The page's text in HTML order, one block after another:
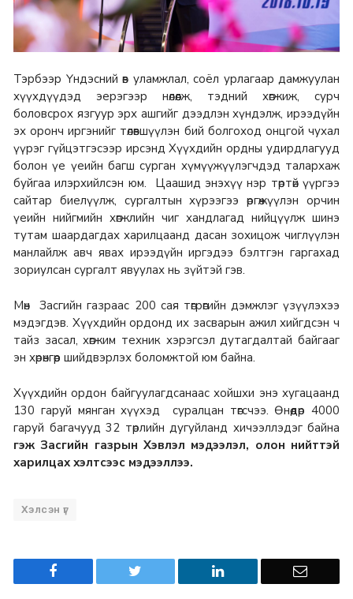
Тэрбээр Үндэсний өв уламжлал, соёл урлагаар дамжуулан
хүүхдүүдэд эерэгээр нөлөөлж, тэдний хөгжиж, сурч
боловсрох язгуур эрх ашгийг дээдлэн хүндэлж, ирээдүйн
эх оронч иргэнийг төлөвшүүлэн бий болгоход онцгой чухал
үүрэг гүйцэтгэсээр ирсэнд Хүүхдийн ордны удирдлагууд
болон үе үеийн багш сурган хүмүүжүүлэгчдэд талархаж
буйгаа илэрхийлсэн юм. Цаашид энэхүү нэр төртөй үүргээ
сайтар биелүүлж, сургалтын хүрээгээ өргөжүүлэн орчин
үеийн нийгмийн хөгжлийн чиг хандлагад нийцүүлж шинэ
тутам шаардагдах харилцаанд дасан зохицож чиглүүлэн
манлайлж авч явах ирээдүйн иргэдээ бэлтгэн гаргахад
зориулсан сургалт явуулах нь зүйтэй гэв.
Мөн Засгийн газраас 200 сая төгрөгийн дэмжлэг үзүүлэхээ
мэдэгдэв. Хүүхдийн ордонд их засварын ажил хийгдсэн ч
тайз засал, хөгжим техник хэрэгсэл дутагдалтай байгааг
эн хөрөнгөөр шийдвэрлэх боломжтой юм байна.
Хүүхдийн ордон байгуулагдсанаас хойшхи энэ хугацаанд
130 гаруй мянган хүүхэд суралцан төгсчээ. Өнөөдөр 4000
гаруй багачууд 32 төрлийн дугуйланд хичээллэдэг байна
гэж Засгийн газрын Хэвлэл мэдээлэл, олон нийттэй
харилцах хэлтсээс мэдээллээ.
Хэлсэн үг